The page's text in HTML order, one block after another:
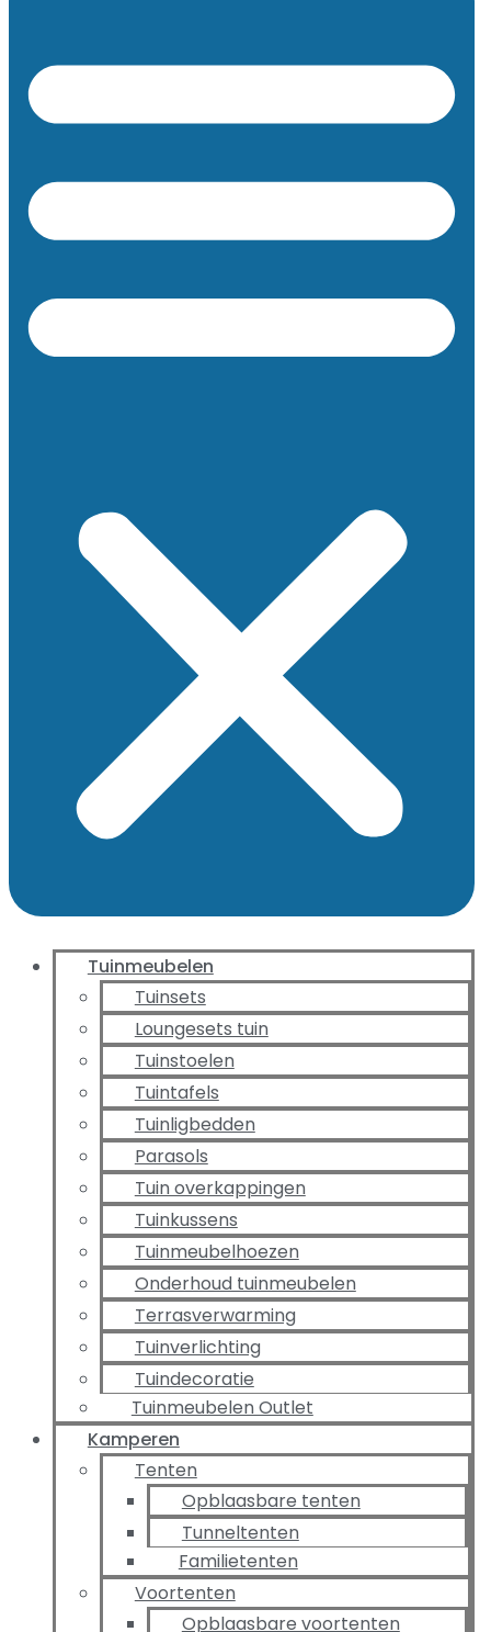
Tuinmeubelen
Tuinsets
Loungesets tuin
Tuinstoelen
Tuintafels
Tuinligbedden
Parasols
Tuin overkappingen
Tuinkussens
Tuinmeubelhoezen
Onderhoud tuinmeubelen
Terrasverwarming
Tuinverlichting
Tuindecoratie
Tuinmeubelen Outlet
Kamperen
Tenten
Opblaasbare tenten
Tunneltenten
Familietenten
Voortenten
Opblaasbare voortenten